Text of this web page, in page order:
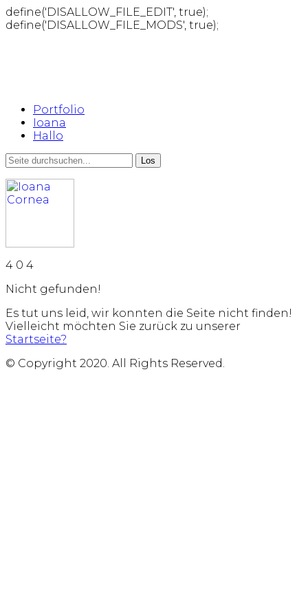
define('DISALLOW_FILE_EDIT', true);
define('DISALLOW_FILE_MODS', true);
Portfolio
Ioana
Hallo
4 0 4
Nicht gefunden!
Es tut uns leid, wir konnten die Seite nicht finden!
Vielleicht möchten Sie zurück zu unserer
Startseite?
© Copyright 2020. All Rights Reserved.